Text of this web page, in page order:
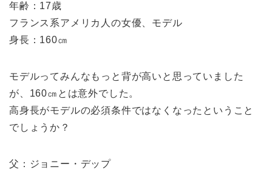
年齢：17歳
フランス系アメリカ人の女優、モデル
身長：160㎝
モデルってみんなもっと背が高いと思っていました
が、160㎝とは意外でした。
高身長がモデルの必須条件ではなくなったということ
でしょうか？
父：ジョニー・デップ